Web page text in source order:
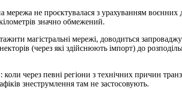
мережа не проєктувалася з урахуванням воєнних
значно обмежений.
магістральні мережі, доводиться
(через які здійснюють імпорт) до
через певні регіони з технічних причин
знеструмлення там не застосовують.